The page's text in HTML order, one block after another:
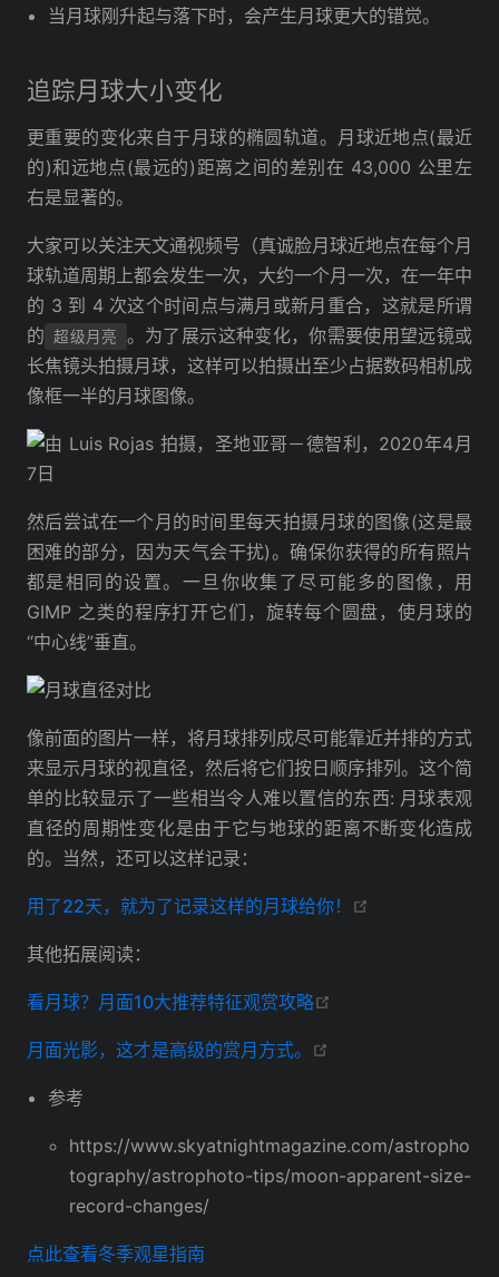
当月球刚升起与落下时，会产生月球更大的错觉。
追踪月球大小变化
更重要的变化来自于月球的椭圆轨道。月球近地点(最近
的)和远地点(最远的)距离之间的差别在 43,000 公里左
右是显著的。
大家可以关注天文通视频号（真诚脸月球近地点在每个月
球轨道周期上都会发生一次，大约一个月一次，在一年中
的 3 到 4 次这个时间点与满月或新月重合，这就是所谓
的 超级月亮
。为了展示这种变化，你需要使用望远镜或
长焦镜头拍摄月球，这样可以拍摄出至少占据数码相机成
像框一半的月球图像。
然后尝试在一个月的时间里每天拍摄月球的图像(这是最
困难的部分，因为天气会干扰)。确保你获得的所有照片
都是相同的设置。一旦你收集了尽可能多的图像，用
GIMP 之类的程序打开它们，旋转每个圆盘，使月球的
“中心线”垂直。
像前面的图片一样，将月球排列成尽可能靠近并排的方式
来显示月球的视直径，然后将它们按日顺序排列。这个简
单的比较显示了一些相当令人难以置信的东西: 月球表观
直径的周期性变化是由于它与地球的距离不断变化造成
的。当然，还可以这样记录：
用了22天，就为了记录这样的月球给你！
其他拓展阅读：
看月球？月面10大推荐特征观赏攻略
月面光影，这才是高级的赏月方式。
参考
https://www.skyatnightmagazine.com/astropho
tography/astrophoto-tips/moon-apparent-size-
record-changes/
点此查看冬季观星指南